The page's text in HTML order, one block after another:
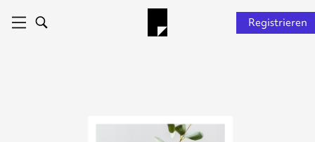
Registrieren